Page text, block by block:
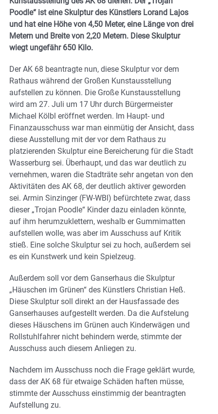
Poodle“ ist eine Skulptur des Künstlers Lorand Lajos
und hat eine Höhe von 4,50 Meter, eine Länge von drei
Metern und Breite von 2,20 Metern. Diese Skulptur
wiegt ungefähr 650 Kilo.
Der AK 68 beantragte nun, diese Skulptur vor dem
Rathaus während der Großen Kunstausstellung
aufstellen zu können. Die Große Kunstausstellung
wird am 27. Juli um 17 Uhr durch Bürgermeister
Michael Kölbl eröffnet werden. Im Haupt- und
Finanzausschuss war man einmütig der Ansicht, dass
diese Ausstellung mit der vor dem Rathaus zu
platzierenden Skulptur eine Bereicherung für die Stadt
Wasserburg sei. Überhaupt, und das war deutlich zu
vernehmen, waren die Stadträte sehr angetan von den
Aktivitäten des AK 68, der deutlich aktiver geworden
sei. Armin Sinzinger (FW-WBl) befürchtete zwar, dass
dieser „Trojan Poodle“ Kinder dazu einladen könnte,
auf ihm herumzuklettern, weshalb er Gummimatten
aufstellen wolle, was aber im Ausschuss auf Kritik
stieß. Eine solche Skulptur sei zu hoch, außerdem sei
es ein Kunstwerk und kein Spielzeug.
Außerdem soll vor dem Ganserhaus die Skulptur
„Häuschen im Grünen“ des Künstlers Christian Heß.
Diese Skulptur soll direkt an der Hausfassade des
Ganserhauses aufgestellt werden. Da die Aufstelung
dieses Häuschens im Grünen auch Kinderwägen und
Rollstuhlfahrer nicht behindern werde, stimmte der
Ausschuss auch diesem Anliegen zu.
Nachdem im Ausschuss noch die Frage geklärt wurde,
dass der AK 68 für etwaige Schäden haften müsse,
stimmte der Ausschuss einstimmig der beantragten
Aufstellung zu.